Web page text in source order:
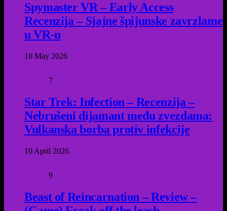
Spymaster VR – Early Access
Recenzija – Sjajne špijunske zavrzlame
u VR-u
10 May 2026
7
Star Trek: Infection – Recenzija –
Nebrušeni dijamant među zvezdama:
Vulkanska borba protiv infekcije
10 April 2026
9
Beast of Reincarnation – Review –